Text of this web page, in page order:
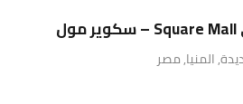
المنيا, مصر